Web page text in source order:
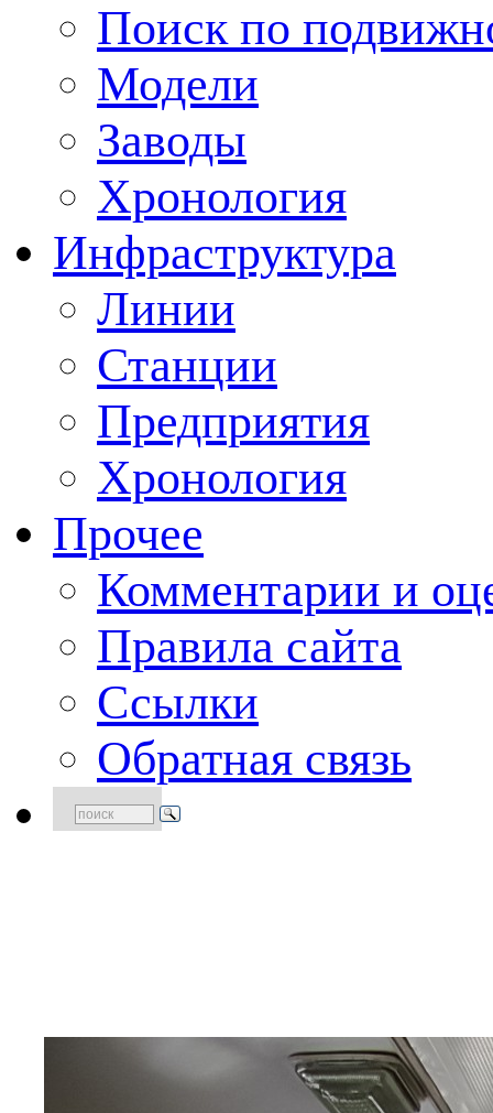
Поиск по
Модели
Заводы
Хронология
Инфраструктура
Линии
Станции
Предприятия
Хронология
Прочее
Комментарии и
Правила сайта
Ссылки
Обратная связь